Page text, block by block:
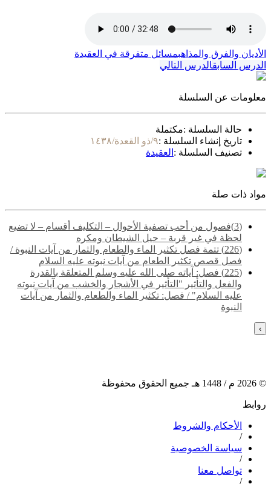
الأديان والفرق والمذاهبمسائل متفرقة في العقيدة
الدرس السابقالدرس التالي
معلومات عن السلسلة
حالة السلسلة :مكتملة
تاريخ إنشاء السلسلة :٩/ذو القعدة/١٤٣٨
تصنيف السلسلة : العقيدة
مواد ذات صلة
(3)فصول من أحب تصفية الأحوال – التكليف أقسام – لا تضيع
لحظة في غير قربة – حيل الشيطان ومكره
(226) تتمة فصل تكثير الماء والطعام والثمار من آيات النبوة /
فصل قصص تكثير الطعام من آيات نبوته عليه السلام
(225) فصل: آياته صلى الله عليه وسلم المتعلقة بالقدرة
والفعل والتأثير "التأثير في الأشجار والخشب من آيات نبوته
عليه السلام" / فصل: تكثير الماء والطعام والثمار من آيات
النبوة
›
©
2026 م / 1448 هـ جميع الحقوق محفوظة
روابط
الأحكام والشروط
/
سياسة الخصوصية
/
تواصل معنا
/